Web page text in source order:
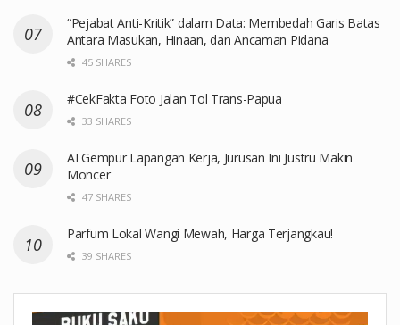
“Pejabat Anti-Kritik” dalam Data: Membedah Garis Batas
Antara Masukan, Hinaan, dan Ancaman Pidana
45 SHARES
#CekFakta Foto Jalan Tol Trans-Papua
33 SHARES
AI Gempur Lapangan Kerja, Jurusan Ini Justru Makin
Moncer
47 SHARES
Parfum Lokal Wangi Mewah, Harga Terjangkau!
39 SHARES